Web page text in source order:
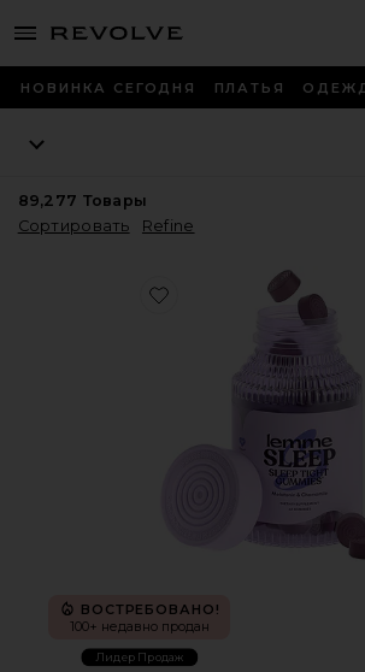
menu - shows more content
НОВИНКА СЕГОДНЯ ПЛАТЬЯ
89,277 Товары
Сортировать
Refine
Favorite ВИТАМИННЫЕ
ВОСТРЕБОВАНО!
100+ недавно продан
Лидер Продаж